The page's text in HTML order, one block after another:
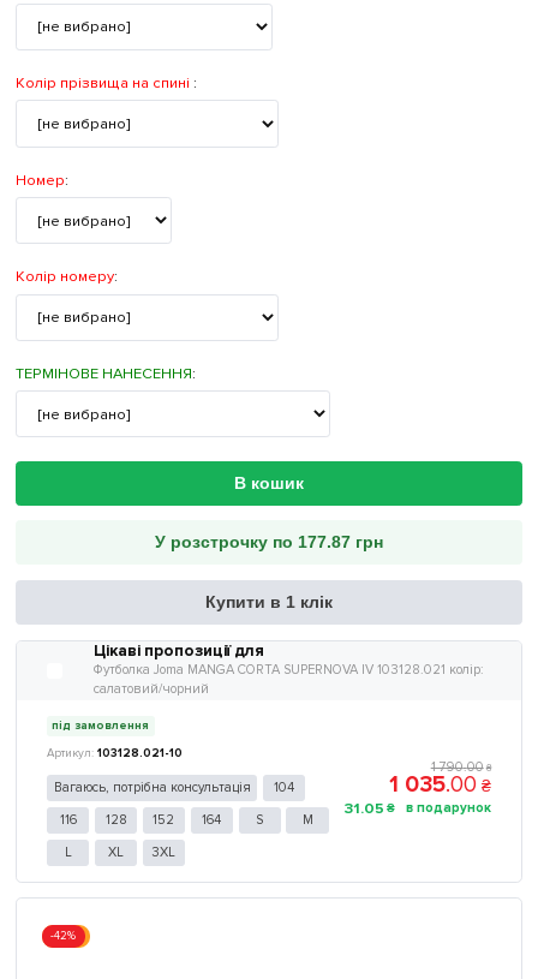
Колір прізвища на спині :
Номер:
Колір номеру:
ТЕРМІНОВЕ НАНЕСЕННЯ:
В кошик
У розстрочку по 177.87 грн
Купити в 1 клік
Цікаві пропозиції для
Футболка Joma MANGA CORTA SUPERNOVA IV 103128.021 колір:
салатовий/чорний
під замовлення
103128.021-10
Вагаюсь, потрібна консультація 104
116 128 152 164 S M
L XL 3XL
1 790.00 ₴
1 035.00 ₴
31.05 ₴
Акція
-42%